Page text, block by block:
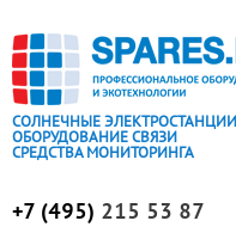
СОЛНЕЧНЫЕ ЭЛЕКТРОСТАНЦИИ
ОБОРУДОВАНИЕ СВЯЗИ
СРЕДСТВА МОНИТОРИНГА
+7 (495) 215 53 87